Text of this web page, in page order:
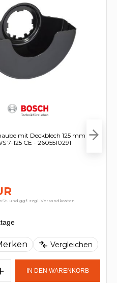
mit Deckblech 125 mm
7-125 CE - 2605510291
und ggf. zzgl. Versandkosten
Vergleichen
IN DEN WARENKORB